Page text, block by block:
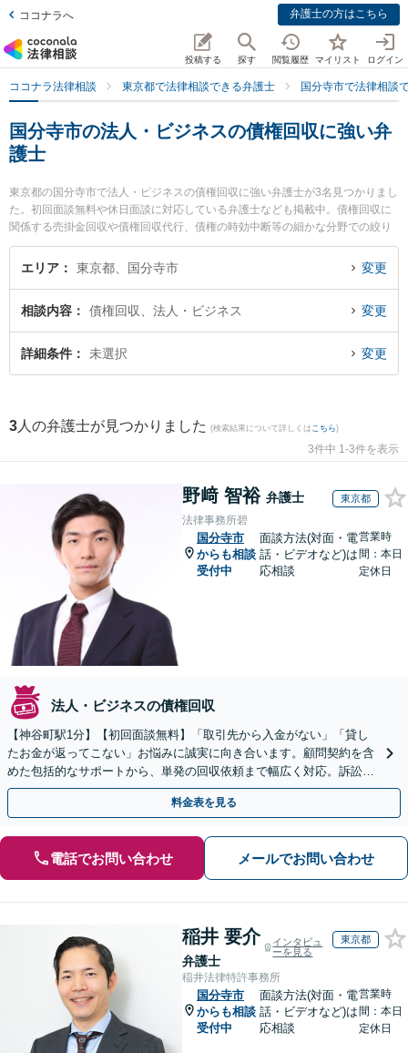
ココナラへ 弁護士の方はこちら
投稿する 探す 閲覧履歴 マイリスト ログイン
ココナラ法律相談 東京都で法律相談できる弁護士 国分寺市で法律相談
国分寺市の法人・ビジネスの債権回収に強い弁
護士
東京都の国分寺市で法人・ビジネスの債権回収に強い弁護士が3名見つかりまし
た。初回面談無料や休日面談に対応している弁護士なども掲載中。債権回収に
関係する売掛金回収や債権回収代行、債権の時効中断等の細かな分野での絞り
込み検索もでき便利です。特に弁護士法人アルファ総合法律事務所 国分寺オフ
ィスの豊村 聖子弁護士や弁護士法人東京開智法律事務所 国分寺事務所の清水
人・ビジネスの債権回収のトラブルを今すぐに弁護士に相談したい』『法人・
ビジネスの債権回収のトラブル解決の実績豊富な近くの弁護士を検索したい』
『初回相談無料で法人・ビジネスの債権回収を法律相談できる国分寺市内の弁
エリア 東京都、国分寺市 変更
相談内容 債権回収、法人・ビジネス 変更
詳細条件 未選択 変更
3 人の弁護士が見つかりました (検索結果について詳しくは こちら)
3件中 1-3件を表示
野﨑 智裕 弁護士 東京都
法律事務所碧
国分寺市
からも相談
受付中
面談方法(対面・電
話・ビデオなど)は
応相談
営業時
間：本日
定休日
法人・ビジネスの債権回収
【神谷町駅1分】【初回面談無料】「取引先から入金がない」「貸し
たお金が返ってこない」お悩みに誠実に向き合います。顧問契約を含
めた包括的なサポートから、単発の回収依頼まで幅広く対応。訴訟や
交渉で、権利を守るために尽力【夜間相談可】
料金表を見る
電話でお問い合わせ メールでお問い合わせ
稲井 要介
弁護士
インタビュ
ーを見る
東京都
稲井法律特許事務所
国分寺市
からも相談
受付中
面談方法(対面・電
話・ビデオなど)は
応相談
営業時
間：本日
定休日